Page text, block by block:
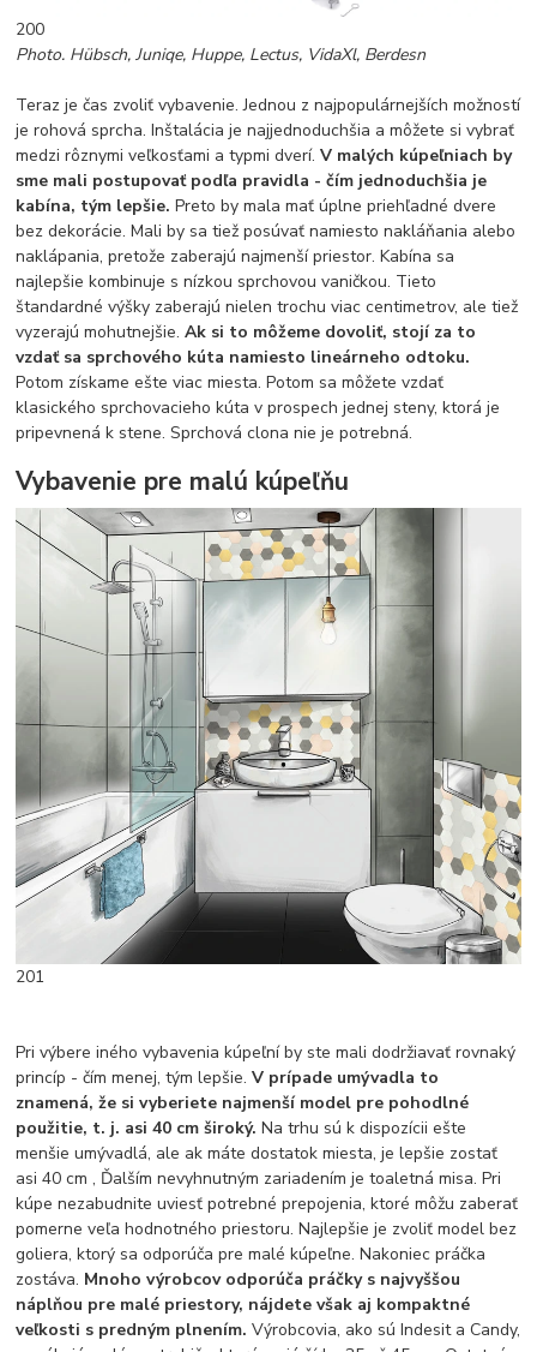
200
Photo. Hübsch, Juniqe, Huppe, Lectus, VidaXl, Berdesn
Teraz je čas zvoliť vybavenie. Jednou z najpopulárnejších možností
je rohová sprcha. Inštalácia je najjednoduchšia a môžete si vybrať
medzi rôznymi veľkosťami a typmi dverí.V malých kúpeľniach by
sme mali postupovať podľa pravidla - čím jednoduchšia je
kabína, tým lepšie.Preto by mala mať úplne priehľadné dvere
bez dekorácie. Mali by sa tiež posúvať namiesto nakláňania alebo
naklápania, pretože zaberajú najmenší priestor. Kabína sa
najlepšie kombinuje s nízkou sprchovou vaničkou. Tieto
štandardné výšky zaberajú nielen trochu viac centimetrov, ale tiež
vyzerajú mohutnejšie.Ak si to môžeme dovoliť, stojí za to
vzdať sa sprchového kúta namiesto lineárneho odtoku.
Potom získame ešte viac miesta. Potom sa môžete vzdať
klasického sprchovacieho kúta v prospech jednej steny, ktorá je
pripevnená k stene. Sprchová clona nie je potrebná.
Vybavenie pre malú kúpeľňu
201
Pri výbere iného vybavenia kúpeľní by ste mali dodržiavať rovnaký
princíp - čím menej, tým lepšie.V prípade umývadla to
znamená, že si vyberiete najmenší model pre pohodlné
použitie, t. j. asi 40 cm široký.Na trhu sú k dispozícii ešte
menšie umývadlá, ale ak máte dostatok miesta, je lepšie zostať
asi 40 cm , Ďalším nevyhnutným zariadením je toaletná misa. Pri
kúpe nezabudnite uviesť potrebné prepojenia, ktoré môžu zaberať
pomerne veľa hodnotného priestoru. Najlepšie je zvoliť model bez
goliera, ktorý sa odporúča pre malé kúpeľne. Nakoniec práčka
zostáva. Mnoho výrobcov odporúča práčky s najvyššou
náplňou pre malé priestory, nájdete však aj kompaktné
veľkosti s predným plnením.Výrobcovia, ako sú Indesit a Candy,